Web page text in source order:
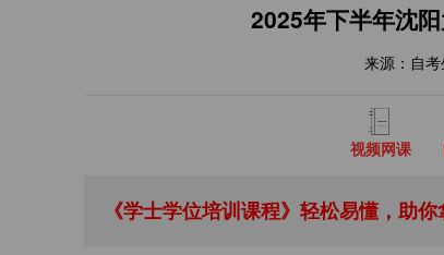
2025年下半年沈
来源：自考
视频网课
《学士学位培训课程》轻松易懂，助